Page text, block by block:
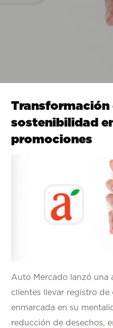
sostenibilidad
promociones
Auto Mercado lanzó una
clientes llevar registro de
enmarcada en su
reducción de desechos,